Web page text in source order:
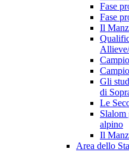
Fase
Fase
Il
Gli
di
Le
Slalom
alpino
Il
Area dello